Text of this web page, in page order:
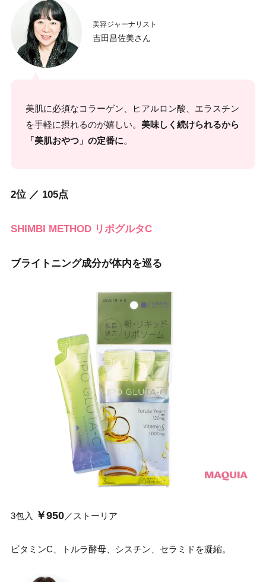
美容ジャーナリスト
吉田昌佐美さん
美肌に必須なコラーゲン、ヒアルロン酸、エラスチン
を手軽に摂れるのが嬉しい。 美味しく続けられるから
「美肌おやつ」の定番に。
2位 ／ 105点
SHIMBI METHOD リポグルタC
ブライトニング成分が体内を巡る
3包入 ￥950／ストーリア
ビタミンC、トルラ酵母、シスチン、セラミドを凝縮。